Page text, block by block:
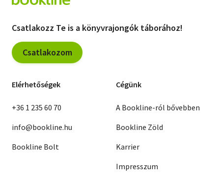
Vallás
Csatlakozz Te is a könyvrajongók táborához!
Csatlakozom
Elérhetőségek
+36 1 235 60 70
info@bookline.hu
Bookline Bolt
Cégünk
A Bookline-ról bővebben
Bookline Zöld
Karrier
Impresszum